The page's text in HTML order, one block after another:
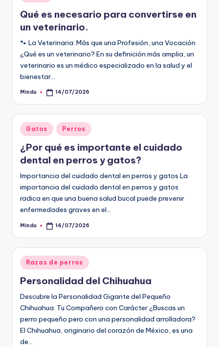
en
Qué es necesario para convertirse en
un veterinario.
🐾 La Veterinaria: Más que una Profesión, una Vocación
¿Qué es un veterinario? En su definición más amplia, un
veterinario es un médico especializado en la salud y el
bienestar…
Publicado
Mindu 14/07/2026
Publicado
en
Gatos Perros
¿Por qué es importante el cuidado
dental en perros y gatos?
Importancia del cuidado dental en perros y gatos La
importancia del cuidado dental en perros y gatos
radica en que una buena salud bucal puede prevenir
enfermedades graves en el…
Publicado
Mindu 14/07/2026
Publicado
en
Razas de perros
Personalidad del Chihuahua
Descubre la Personalidad Gigante del Pequeño
Chihuahua: Tu Compañero con Carácter ¿Buscas un
perro pequeño pero con una personalidad arrolladora?
El Chihuahua, originario del corazón de México, es una
de…